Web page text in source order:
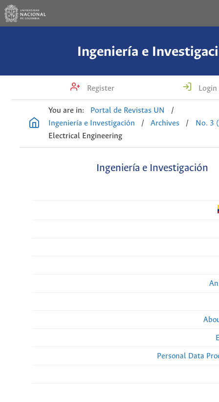
Ingeniería e
Register Login
You are in: Portal de Revistas UN
/
Ingeniería e Investigación
/ Archives /
No. 3
Electrical Engineering
Ingeniería e Investigación
Personal Data